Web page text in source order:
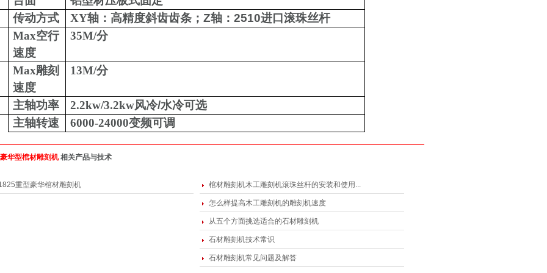
传动方式 XY轴：高精度斜齿齿条； Z轴： 2510进口滚珠丝杆
Max空行
速度
35M/分
Max雕刻
速度
13M/分
主轴功率 2.2kw/3.2kw风冷/水冷可选
主轴转速 6000-24000变频可调
华型棺材雕刻机相关产品与技术
重型豪华棺材雕刻机 棺材雕刻机木工雕刻机滚珠丝杆的安装和使用...
怎么样提高木工雕刻机的雕刻机速度
从五个方面挑选适合的石材雕刻机
石材雕刻机技术常识
石材雕刻机常见问题及解答